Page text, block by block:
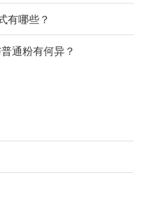
有哪些？
通粉有何异？